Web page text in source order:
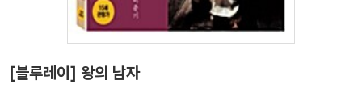
[블루레이] 왕의 남자